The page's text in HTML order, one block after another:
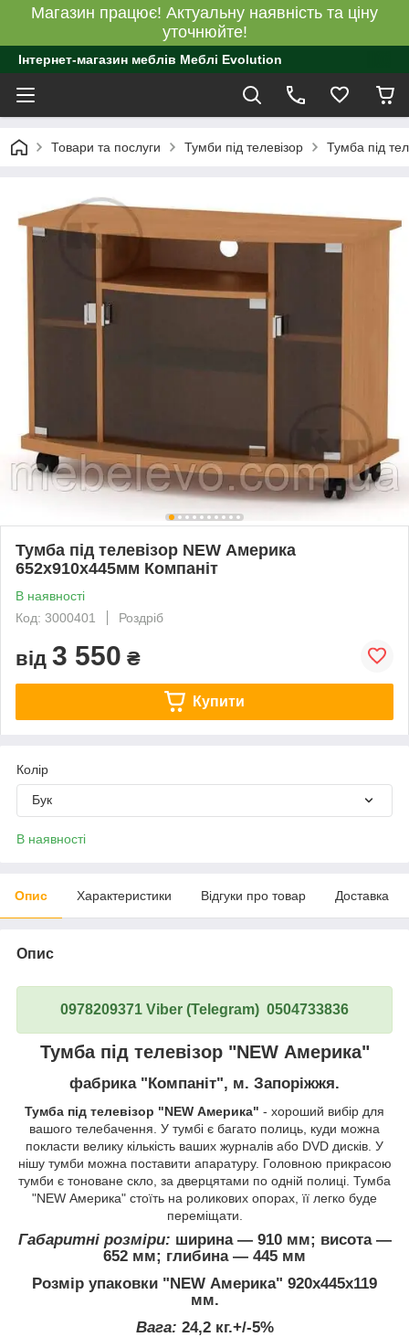
Магазин працює! Актуальну наявність та ціну
уточнюйте!
Інтернет-магазин меблів Меблі Evolution
Товари та послуги Тумби під телевізор Тумба під
Тумба під телевізор NEW Америка
652х910х445мм Компаніт
В наявності
Код: 3000401
Роздріб
від 3 550 ₴
Купити
Колір
Бук
В наявності
Опис Характеристики Відгуки про товар Доставка
Опис
0978209371 Viber (Telegram) 0504733836
Тумба під телевізор "NEW Америка"
фабрика "Компаніт", м. Запоріжжя.
Тумба під телевізор "NEW Америка" - хороший вибір для
вашого телебачення. У тумбі є багато полиць, куди можна
покласти велику кількість ваших журналів або DVD дисків. У
нішу тумби можна поставити апаратуру. Головною прикрасою
тумби є тоноване скло, за дверцятами по одній полиці. Тумба
"NEW Америка" стоїть на роликових опорах, її легко буде
переміщати.
Габаритні розміри: ширина ― 910 мм; висота ―
652 мм; глибина ― 445 мм
Розмір упаковки "NEW Америка" 920х445х119
мм.
Вага: 24,2 кг.+/-5%